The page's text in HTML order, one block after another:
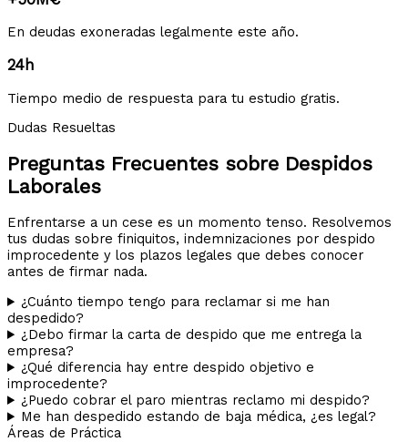
En deudas exoneradas legalmente este año.
24h
Tiempo medio de respuesta para tu estudio gratis.
Dudas Resueltas
Preguntas Frecuentes sobre Despidos
Laborales
Enfrentarse a un cese es un momento tenso. Resolvemos
tus dudas sobre finiquitos, indemnizaciones por despido
improcedente y los plazos legales que debes conocer
antes de firmar nada.
¿Cuánto tiempo tengo para reclamar si me han
despedido?
¿Debo firmar la carta de despido que me entrega la
empresa?
¿Qué diferencia hay entre despido objetivo e
improcedente?
¿Puedo cobrar el paro mientras reclamo mi despido?
Me han despedido estando de baja médica, ¿es legal?
Áreas de Práctica